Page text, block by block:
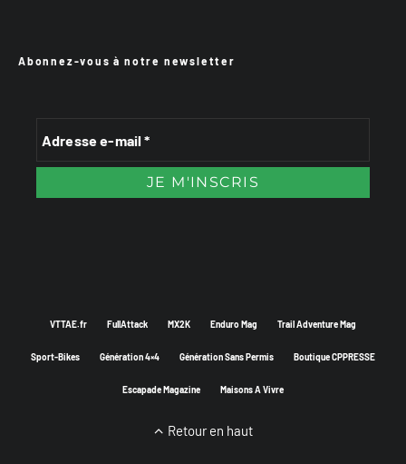
Abonnez-vous à notre newsletter
VTTAE.fr FullAttack MX2K Enduro Mag Trail Adventure Mag
Sport-Bikes Génération 4×4 Génération Sans Permis Boutique CPPRESSE
Escapade Magazine Maisons A Vivre
Retour en haut